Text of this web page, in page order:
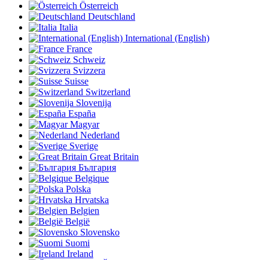
Österreich
Deutschland
Italia
International (English)
France
Schweiz
Svizzera
Suisse
Switzerland
Slovenija
España
Magyar
Nederland
Sverige
Great Britain
България
Belgique
Polska
Hrvatska
Belgien
België
Slovensko
Suomi
Ireland